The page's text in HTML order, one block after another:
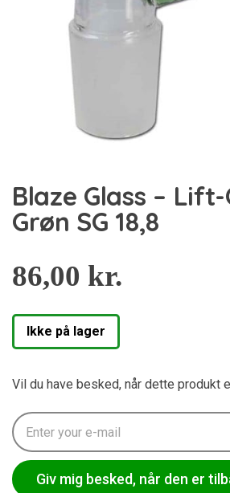
Blaze Glass –
Grøn SG 18,8
86,00 kr.
Ikke på lager
Vil du have besked, når dette produkt
Giv mig besked, når den er